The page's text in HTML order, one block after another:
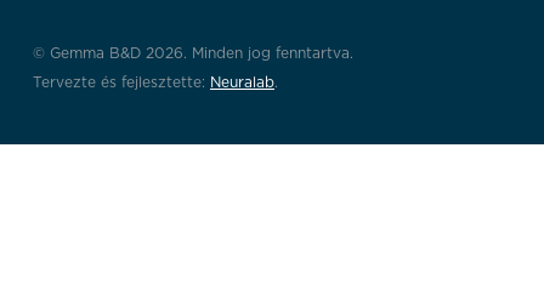
© Gemma B&D 2026. Minden jog fenntartva.
Tervezte és fejlesztette: Neuralab.